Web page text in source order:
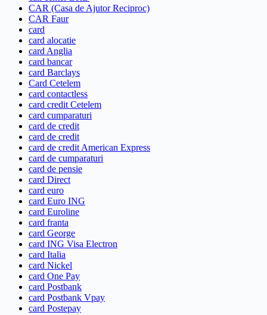
CAR (Casa de Ajutor Reciproc)
CAR Faur
card
card alocatie
card Anglia
card bancar
card Barclays
Card Cetelem
card contactless
card credit Cetelem
card cumparaturi
card de credit
card de credit
card de credit American Express
card de cumparaturi
card de pensie
card Direct
card euro
card Euro ING
card Euroline
card franta
card George
card ING Visa Electron
card Italia
card Nickel
card One Pay
card Postbank
card Postbank Vpay
card Postepay